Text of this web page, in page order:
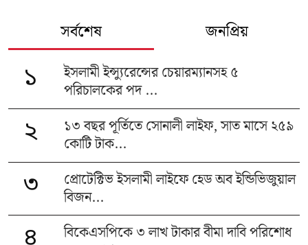
সর্বশেষ জনপ্রিয়
১
ইসলামী ইন্স্যুরেন্সের চেয়ারম্যানসহ ৫
পরিচালকের পদ ...
২
১৩ বছর পূর্তিতে সোনালী লাইফ, সাত মাসে ২৫৯
কোটি টাক...
৩
প্রোটেক্টিভ ইসলামী লাইফে হেড অব ইন্ডিভিজুয়াল
বিজন...
বিকেএসপিকে ৩ লাখ টাকার বীমা দাবি পরিশোধ